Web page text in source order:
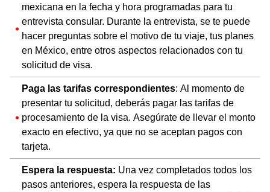
mexicana en la fecha y hora programadas para tu
entrevista consular. Durante la entrevista, se te puede
hacer preguntas sobre el motivo de tu viaje, tus planes
en México, entre otros aspectos relacionados con tu
solicitud de visa.
Paga las tarifas correspondientes: Al momento de
presentar tu solicitud, deberás pagar las tarifas de
procesamiento de la visa. Asegúrate de llevar el monto
exacto en efectivo, ya que no se aceptan pagos con
tarjeta.
Espera la respuesta: Una vez completados todos los
pasos anteriores, espera la respuesta de las